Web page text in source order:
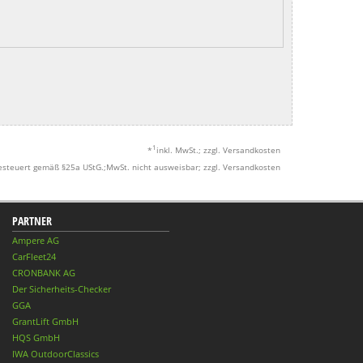
* 1 inkl. MwSt.; zzgl. Versandkosten
gemäß §25a UStG.;MwSt. nicht ausweisbar; zzgl. Versandkosten
PARTNER
Ampere AG
CarFleet24
CRONBANK AG
Der Sicherheits-Checker
GGA
GrantLift GmbH
HQS GmbH
IWA OutdoorClassics